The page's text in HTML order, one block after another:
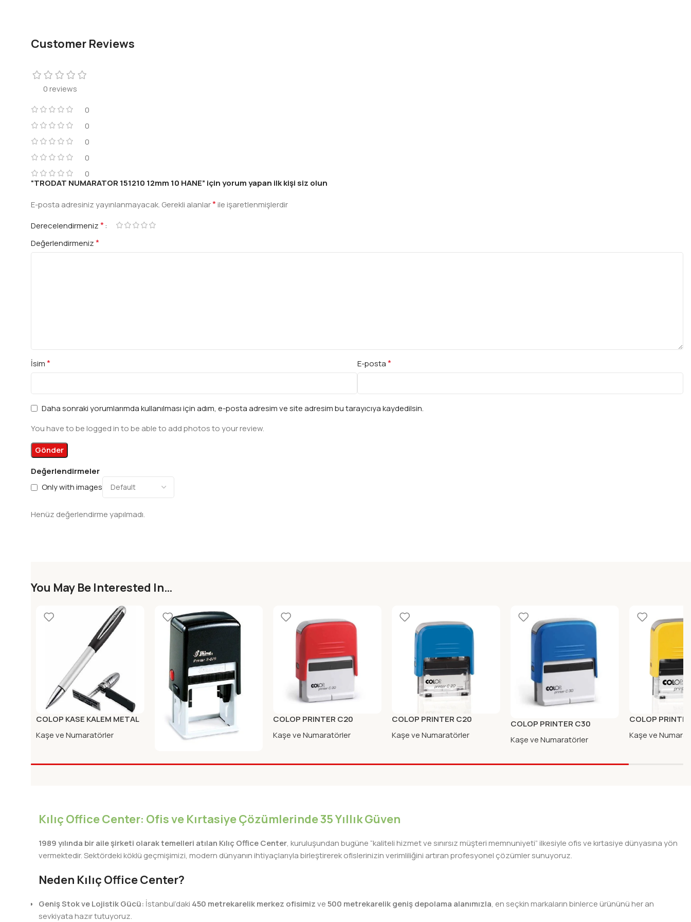
Customer Reviews
0 reviews
0
0
0
0
0
Değerlendirmeler
Only with images
Henüz değerlendirme yapılmadı.
“TRODAT NUMARATOR 151210 12mm 10 HANE” için yorum yapan ilk kişi siz olun
E-posta adresiniz yayınlanmayacak. Gerekli alanlar*ile işaretlenmişlerdir
Derecelendirmeniz*
Değerlendirmeniz*
İsim* E-posta*
Daha sonraki yorumlarımda kullanılması için adım, e-posta adresim ve site adresim bu tarayıcıya kaydedilsin.
You have to be logged in to be able to add photos to your review.
You May Be Interested In…
COLOP KASE KALEM METAL
MIK.KPK.SIYAH
Kaşe ve Numaratörler
COLOP PRINTER C20
OTOMATIK KASE KIRMIZI
KASA K.KEC
Kaşe ve Numaratörler
COLOP PRINTER C20
OTOMATIK KASE MAVI KASA
MAVI.KEC
Kaşe ve Numaratörler
COLOP PRINTER C30
OTOMATIK MAVI KASE MAVI
KECE
Kaşe ve Numaratörler
COLOP
OTOMATIK
Kaşe ve
Kılıç Office Center: Ofis ve Kırtasiye Çözümlerinde 35 Yıllık Güven
1989 yılında bir aile şirketi olarak temelleri atılan Kılıç Office Center, kuruluşundan bugüne “kaliteli hizmet ve sınırsız müşteri memnuniyeti” ilkesiyle ofis ve kırtasiye dünyasına yön
vermektedir. Sektördeki köklü geçmişimizi, modern dünyanın ihtiyaçlarıyla birleştirerek ofislerinizin verimliliğini artıran profesyonel çözümler sunuyoruz.
Neden Kılıç Office Center?
Geniş Stok ve Lojistik Gücü: İstanbul’daki 450 metrekarelik merkez ofisimizve500 metrekarelik geniş depolama alanımızla, en seçkin markaların binlerce ürününü her an
sevkiyata hazır tutuyoruz.